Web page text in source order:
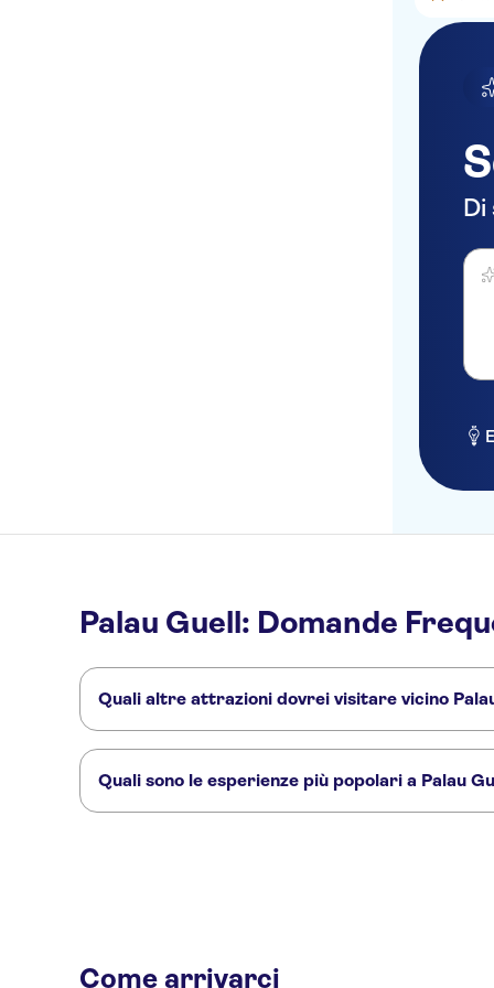
Di
Fai
Palau Guell: Domande
Quali altre attrazioni dovrei visitare vicino
Park Güell Sagrada Familia Aquarium di Barcellona Casa
Quali sono le esperienze più popolari a Palau
Come arrivarci